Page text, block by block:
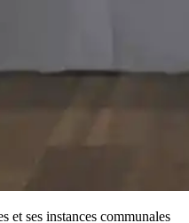
et ses instances communales